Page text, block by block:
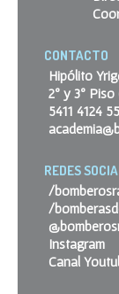
CONTACTO
Hipólito
2º y 3º
5411 4124
REDES
/
/
Instagram
Canal